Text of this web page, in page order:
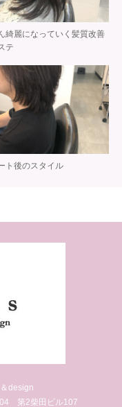
綺麗になっていく髪質改善
テ
ト後のスタイル
design
第2柴田ビル107